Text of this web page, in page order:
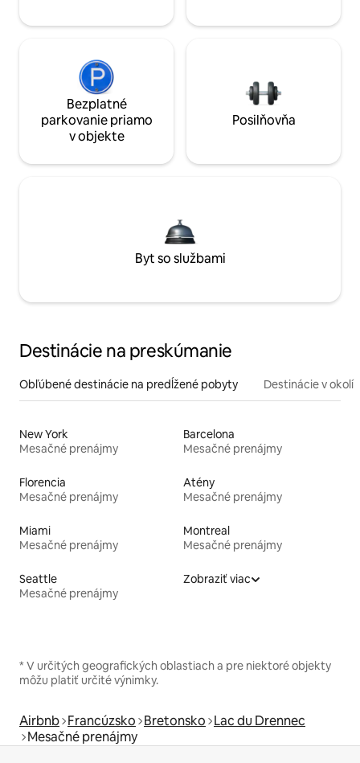
Bezplatné
parkovanie priamo
v objekte
Posilňovňa
Byt so službami
Destinácie na preskúmanie
Obľúbené destinácie na predĺžené pobyty Destinácie v okolí
New York
Mesačné prenájmy
Barcelona
Mesačné prenájmy
Florencia
Mesačné prenájmy
Atény
Mesačné prenájmy
Miami
Mesačné prenájmy
Montreal
Mesačné prenájmy
Seattle
Mesačné prenájmy
Zobraziť viac
* V určitých geografických oblastiach a pre niektoré objekty
môžu platiť určité výnimky.
Airbnb Francúzsko Bretonsko Lac du Drennec
Mesačné prenájmy